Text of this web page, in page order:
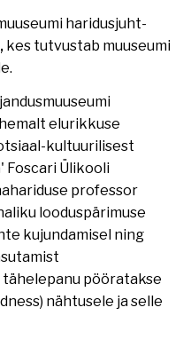
haridusjuht-
kes tutvustab muuseumi
elurikkuse
kultuurilisest
Foscari Ülikooli
professor
looduspärimuse
kujundamisel ning
pööratakse
nähtusele ja selle